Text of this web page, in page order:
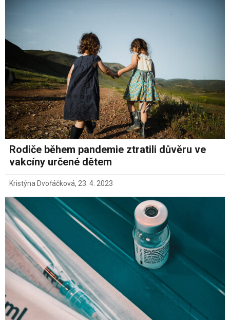
Rodiče během pandemie ztratili důvěru ve
vakcíny určené dětem
Kristýna Dvořáčková, 23. 4. 2023